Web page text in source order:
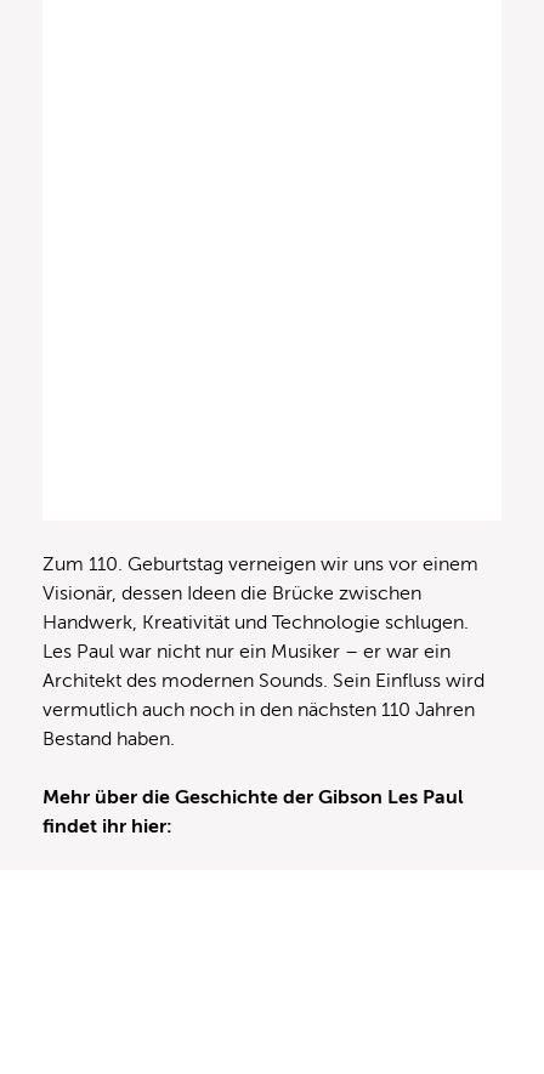
Zum 110. Geburtstag verneigen wir uns vor einem
Visionär, dessen Ideen die Brücke zwischen
Handwerk, Kreativität und Technologie schlugen.
Les Paul war nicht nur ein Musiker – er war ein
Architekt des modernen Sounds. Sein Einfluss wird
vermutlich auch noch in den nächsten 110 Jahren
Bestand haben.
Mehr über die Geschichte der Gibson Les Paul
findet ihr hier: